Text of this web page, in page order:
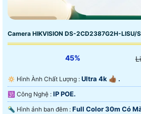
Camera HIKVISION DS-2CD2387G2H-LISU/
45%
🔅 Hình Ành Chất Lượng : Ultra 4k 👍🏾 .
🕉️ Công Nghệ : IP POE.
🔦 Hình ảnh ban đêm : Full Color 30m Có